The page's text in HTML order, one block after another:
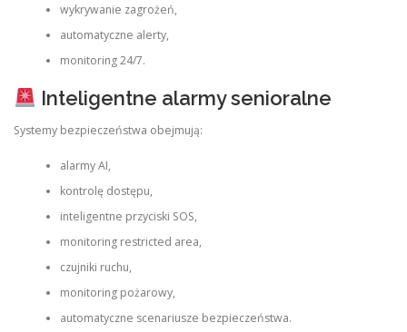
wykrywanie zagrożeń,
automatyczne alerty,
monitoring 24/7.
Inteligentne alarmy senioralne
Systemy bezpieczeństwa obejmują:
alarmy AI,
kontrolę dostępu,
inteligentne przyciski SOS,
monitoring restricted area,
czujniki ruchu,
monitoring pożarowy,
automatyczne scenariusze bezpieczeństwa.